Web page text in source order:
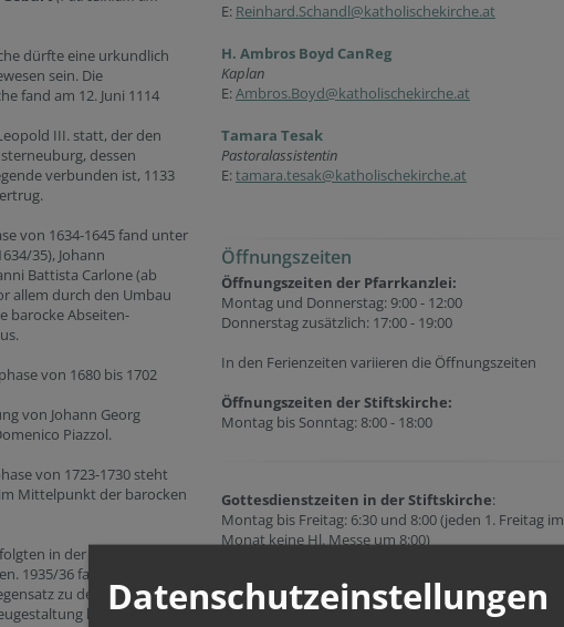
dürfte eine urkundlich
sein. Die
fand am 12. Juni 1114
III. statt, der den
dessen
verbunden ist, 1133
von 1634-1645 fand unter
35), Johann
Battista Carlone (ab
allem durch den Umbau
barocke Abseiten-
von 1680 bis 1702
von Johann Georg
Piazzol.
von 1723-1730 steht
Mittelpunkt der barocken
in der Stiftskirche
1935/36 fand eine
zu den Eingriffen
beinhaltete
E: Reinhard.Schandl@katholischekirche.at
H. Ambros Boyd CanReg
Kaplan
E:Ambros.Boyd@katholischekirche.at
Tamara Tesak
Pastoralassistentin
E:tamara.tesak@katholischekirche.at
Öffnungszeiten
Öffnungszeiten der Pfarrkanzlei:
Montag und Donnerstag: 9:00 - 12:00
Donnerstag zusätzlich: 17:00 - 19:00
In den Ferienzeiten variieren die Öffnungszeiten
Öffnungszeiten derStiftskirche:
Montag bis Sonntag: 8:00 - 18:00
Gottesdienstzeiten in der Stiftskirche:
Montag bis Freitag: 6:30 und 8:00 (jeden 1. Freitag im
Monat keine Hl. Messe um 8:00)
Donauklinikum Klosterneuburg
Sonntag: 9:00, 11:00, 18:00
Datenschutzeinstellungen